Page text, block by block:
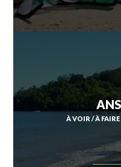
À VOIR / À FAIRE